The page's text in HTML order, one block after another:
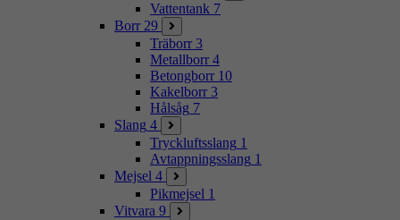
Vattentank 7
Borr 29
Träborr 3
Metallborr 4
Betongborr 10
Kakelborr 3
Hålsåg 7
Slang 4
Tryckluftsslang 1
Avtappningsslang 1
Mejsel 4
Pikmejsel 1
Vitvara 9